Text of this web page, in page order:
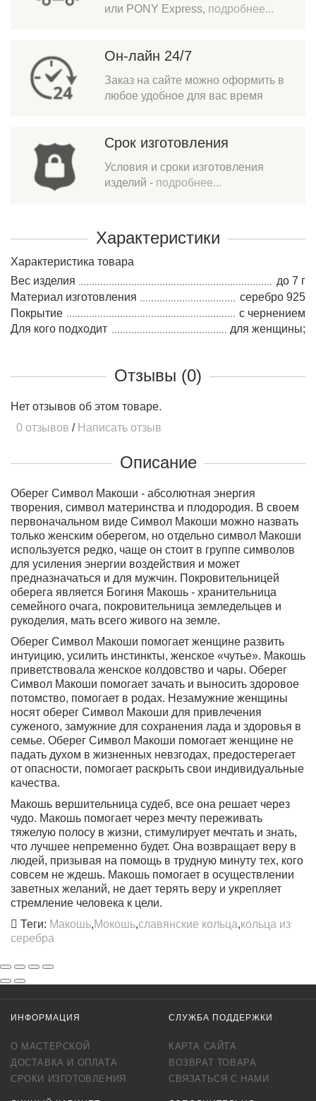
или PONY Express, подробнее...
Он-лайн 24/7
Заказ на сайте можно оформить в
любое удобное для вас время
Срок изготовления
Условия и сроки изготовления
изделий - подробнее...
Характеристики
Характеристика товара
Вес изделия
до 7 г
Материал изготовления
серебро 925
Покрытие
с чернением
Для кого подходит
для женщины;
Отзывы (0)
Нет отзывов об этом товаре.
0 отзывов / Написать отзыв
Описание
Оберег Символ Макоши - абсолютная энергия
творения, символ материнства и плодородия. В своем
первоначальном виде Символ Макоши можно назвать
только женским оберегом, но отдельно символ Макоши
используется редко, чаще он стоит в группе символов
для усиления энергии воздействия и может
предназначаться и для мужчин. Покровительницей
оберега является Богиня Макошь - хранительница
семейного очага, покровительница земледельцев и
рукоделия, мать всего живого на земле.
Оберег Символ Макоши помогает женщине развить
интуицию, усилить инстинкты, женское «чутье». Макошь
приветствовала женское колдовство и чары. Оберег
Символ Макоши помогает зачать и выносить здоровое
потомство, помогает в родах. Незамужние женщины
носят оберег Символ Макоши для привлечения
суженого, замужние для сохранения лада и здоровья в
семье. Оберег Символ Макоши помогает женщине не
падать духом в жизненных невзгодах, предостерегает
от опасности, помогает раскрыть свои индивидуальные
качества.
Макошь вершительница судеб, все она решает через
чудо. Макошь помогает через мечту переживать
тяжелую полосу в жизни, стимулирует мечтать и знать,
что лучшее непременно будет. Она возвращает веру в
людей, призывая на помощь в трудную минуту тех, кого
совсем не ждешь. Макошь помогает в осуществлении
заветных желаний, не дает терять веру и укрепляет
стремление человека к цели.
Теги: Макошь,Мокошь,славянские кольца,кольца из
серебра
ИНФОРМАЦИЯ
О МАСТЕРСКОЙ
ДОСТАВКА И ОПЛАТА
СРОКИ ИЗГОТОВЛЕНИЯ
СЛУЖБА ПОДДЕРЖКИ
КАРТА САЙТА
ВОЗВРАТ ТОВАРА
СВЯЗАТЬСЯ С НАМИ